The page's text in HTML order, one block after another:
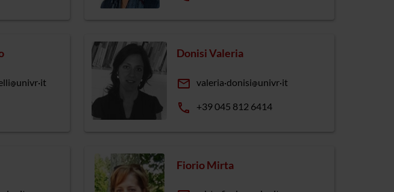
univr it
Donisi Valeria
email valeria donisi univr it
phone +39 045 812 6414
Fiorio Mirta